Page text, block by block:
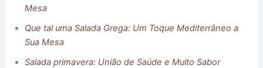
Mesa
Que tal uma Salada Grega: Um Toque Mediterrâneo a
Sua Mesa
Salada primavera: União de Saúde e Muito Sabor